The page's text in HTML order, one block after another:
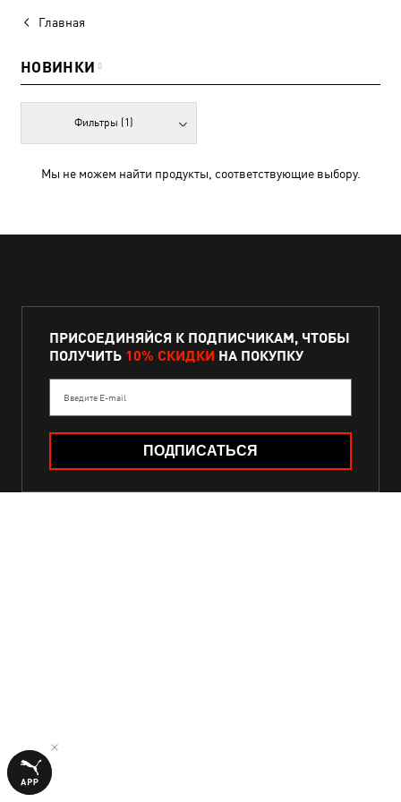
Главная
НОВИНКИ 0
Фильтры (1)
Мы не можем найти продукты, соответствующие выбору.
ПРИСОЕДИНЯЙСЯ К ПОДПИСЧИКАМ, ЧТОБЫ
ПОЛУЧИТЬ 10% СКИДКИ НА ПОКУПКУ
Введите E-mail
ПОДПИСАТЬСЯ